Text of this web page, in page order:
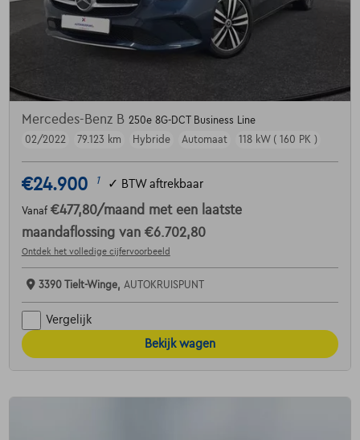
Mercedes-Benz B 250e 8G-DCT Business Line
02/2022
79.123 km Hybride Automaat 118 kW ( 160 PK )
€24.900 1 ✓ BTW aftrekbaar
Vanaf €477,80/maand met een laatste
maandaflossing van €6.702,80
Ontdek het volledige cijfervoorbeeld
3390 Tielt-Winge, AUTOKRUISPUNT
Vergelijk
Bekijk wagen